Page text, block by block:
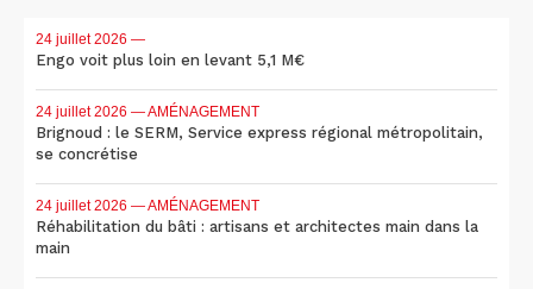
24 juillet 2026 —
Engo voit plus loin en levant 5,1 M€
24 juillet 2026 — AMÉNAGEMENT
Brignoud : le SERM, Service express régional métropolitain,
se concrétise
24 juillet 2026 — AMÉNAGEMENT
Réhabilitation du bâti : artisans et architectes main dans la
main